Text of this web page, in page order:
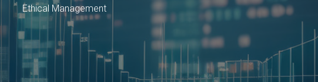
Ethical Management